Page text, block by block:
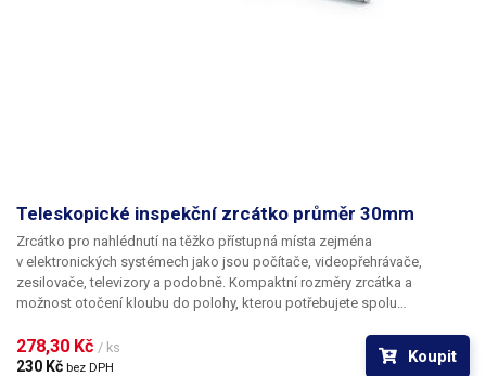
Teleskopické inspekční zrcátko průměr 30mm
Zrcátko pro nahlédnutí na těžko přístupná místa zejména
v elektronických systémech jako jsou počítače, videopřehrávače,
zesilovače, televizory a podobně. Kompaktní rozměry zrcátka a
možnost otočení kloubu do polohy, kterou potřebujete spolu
každé zákoutí opravovaného systému.
278,30 Kč / ks
230 Kč bez DPH
Koupit